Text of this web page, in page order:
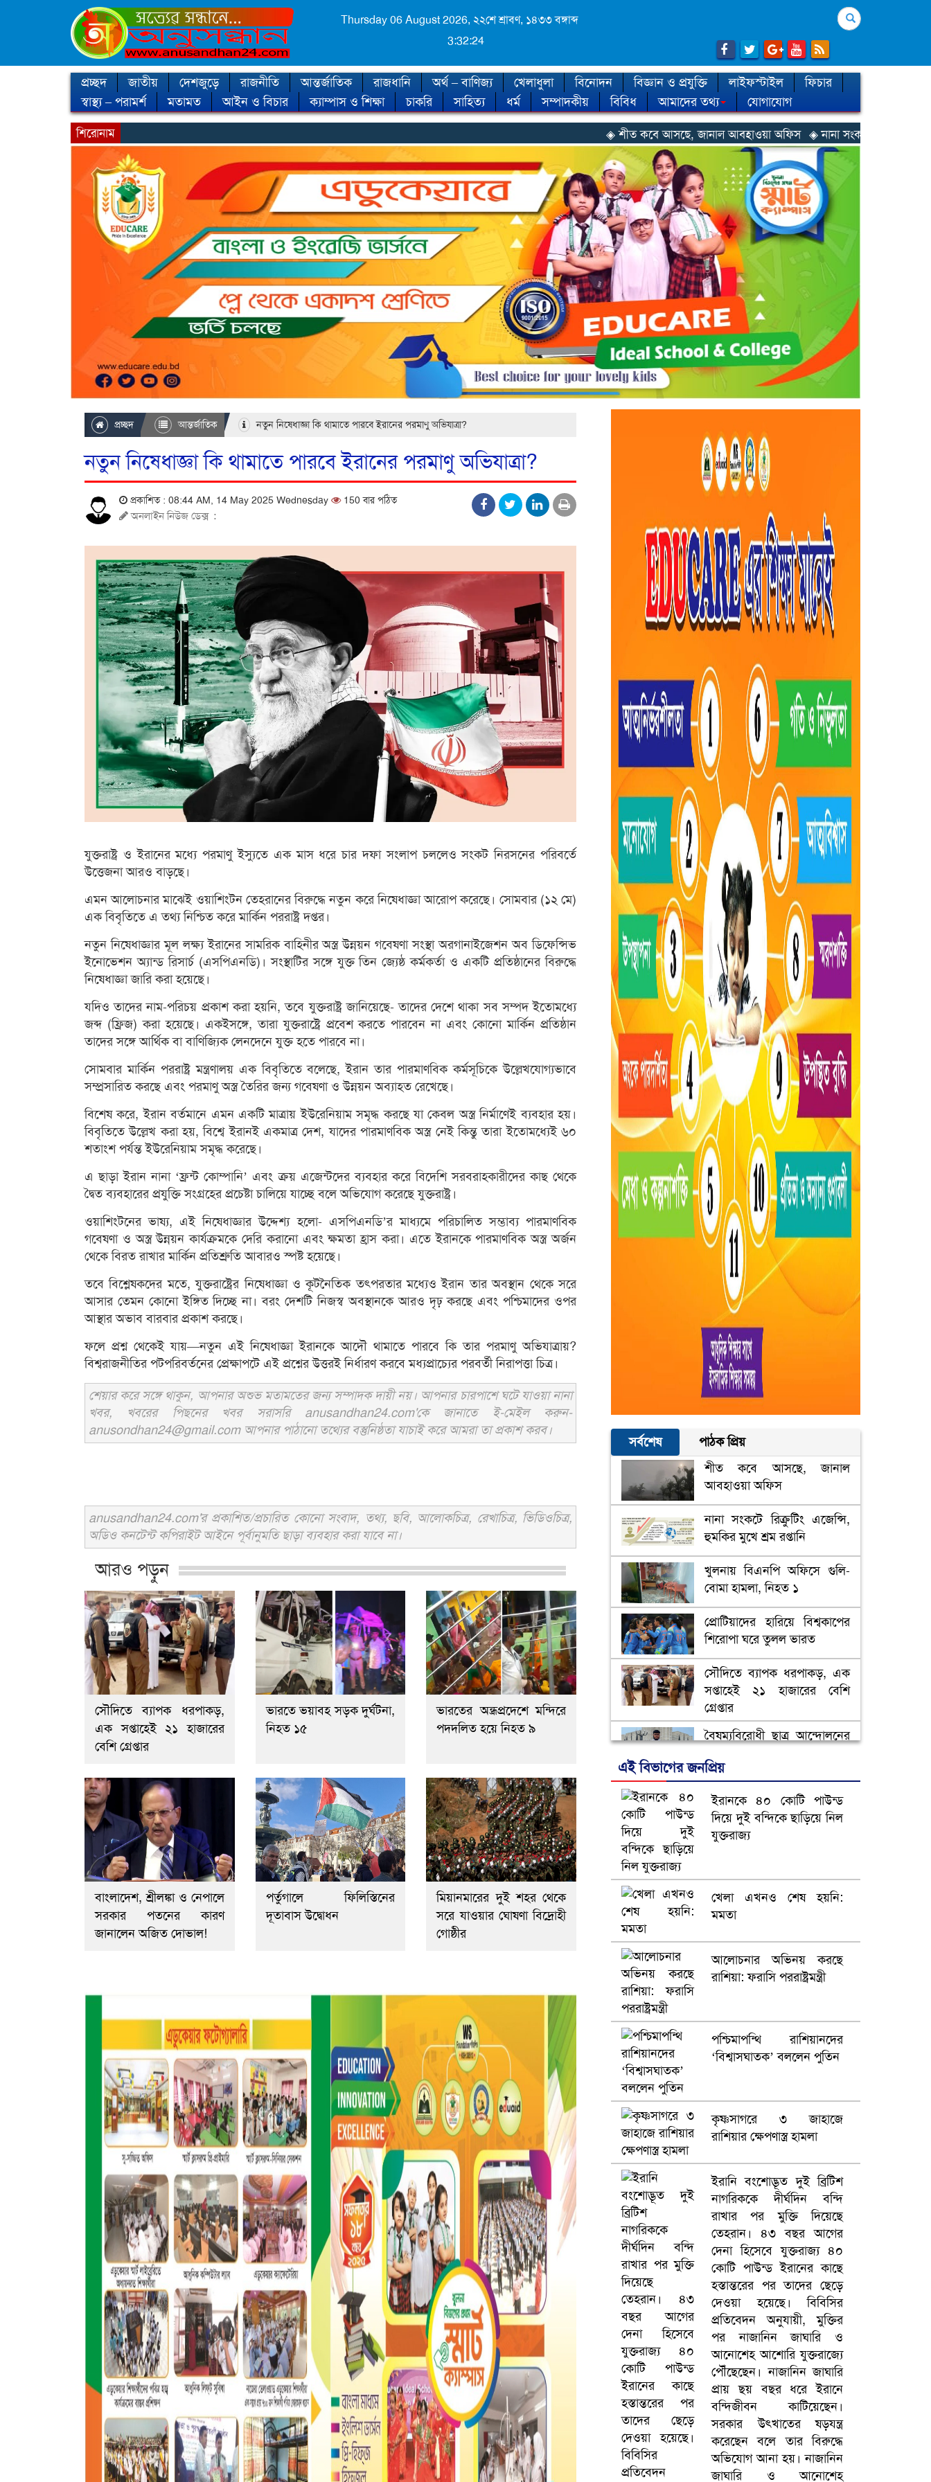
Thursday 06 August 2026, ২২শে শ্রাবণ, ১৪৩৩ বঙ্গাব্দ
3:32:26
Search
প্রচ্ছদ জাতীয় দেশজুড়ে রাজনীতি আন্তর্জাতিক রাজধানি অর্থ – বাণিজ্য খেলাধুলা বিনোদন বিজ্ঞান ও প্রযুক্তি লাইফস্টাইল
ফিচার
স্বাস্থ্য – পরামর্শ
মতামত আইন ও বিচার ক্যাম্পাস ও শিক্ষা চাকরি সাহিত্য ধর্ম সম্পাদকীয় বিবিধ আমাদের তথ্য যোগাযোগ
শিরোনাম ◈ শীত কবে আসছে, জানাল আবহাওয়া অফিস ◈ নানা সংকটে রিক্রুটিং এজেন্সি, হুমকির মুখে শ্রম
প্রচ্ছদ আন্তর্জাতিক নতুন নিষেধাজ্ঞা কি থামাতে পারবে ইরানের পরমাণু অভিযাত্রা?
নতুন নিষেধাজ্ঞা কি থামাতে পারবে ইরানের পরমাণু অভিযাত্রা?
প্রকাশিত : 08:44 AM, 14 May 2025 Wednesday 150 বার পঠিত
অনলাইন নিউজ ডেক্স :
যুক্তরাষ্ট্র ও ইরানের মধ্যে পরমাণু ইস্যুতে এক মাস ধরে চার দফা সংলাপ চললেও সংকট নিরসনের পরিবর্তে
উত্তেজনা আরও বাড়ছে।
এমন আলোচনার মাঝেই ওয়াশিংটন তেহরানের বিরুদ্ধে নতুন করে নিষেধাজ্ঞা আরোপ করেছে। সোমবার (১২ মে)
এক বিবৃতিতে এ তথ্য নিশ্চিত করে মার্কিন পররাষ্ট্র দপ্তর।
নতুন নিষেধাজ্ঞার মূল লক্ষ্য ইরানের সামরিক বাহিনীর অস্ত্র উন্নয়ন গবেষণা সংস্থা অরগানাইজেশন অব ডিফেন্সিভ
ইনোভেশন অ্যান্ড রিসার্চ (এসপিএনডি)। সংস্থাটির সঙ্গে যুক্ত তিন জ্যেষ্ঠ কর্মকর্তা ও একটি প্রতিষ্ঠানের বিরুদ্ধে
নিষেধাজ্ঞা জারি করা হয়েছে।
যদিও তাদের নাম-পরিচয় প্রকাশ করা হয়নি, তবে যুক্তরাষ্ট্র জানিয়েছে- তাদের দেশে থাকা সব সম্পদ ইতোমধ্যে
জব্দ (ফ্রিজ) করা হয়েছে। একইসঙ্গে, তারা যুক্তরাষ্ট্রে প্রবেশ করতে পারবেন না এবং কোনো মার্কিন প্রতিষ্ঠান
তাদের সঙ্গে আর্থিক বা বাণিজ্যিক লেনদেনে যুক্ত হতে পারবে না।
সোমবার মার্কিন পররাষ্ট্র মন্ত্রণালয় এক বিবৃতিতে বলেছে, ইরান তার পারমাণবিক কর্মসূচিকে উল্লেখযোগ্যভাবে
সম্প্রসারিত করছে এবং পরমাণু অস্ত্র তৈরির জন্য গবেষণা ও উন্নয়ন অব্যাহত রেখেছে।
বিশেষ করে, ইরান বর্তমানে এমন একটি মাত্রায় ইউরেনিয়াম সমৃদ্ধ করছে যা কেবল অস্ত্র নির্মাণেই ব্যবহার হয়।
বিবৃতিতে উল্লেখ করা হয়, বিশ্বে ইরানই একমাত্র দেশ, যাদের পারমাণবিক অস্ত্র নেই কিন্তু তারা ইতোমধ্যেই ৬০
শতাংশ পর্যন্ত ইউরেনিয়াম সমৃদ্ধ করেছে।
এ ছাড়া ইরান নানা ‘ফ্রন্ট কোম্পানি’ এবং ক্রয় এজেন্টদের ব্যবহার করে বিদেশি সরবরাহকারীদের কাছ থেকে
দ্বৈত ব্যবহারের প্রযুক্তি সংগ্রহের প্রচেষ্টা চালিয়ে যাচ্ছে বলে অভিযোগ করেছে যুক্তরাষ্ট্র।
ওয়াশিংটনের ভাষ্য, এই নিষেধাজ্ঞার উদ্দেশ্য হলো- এসপিএনডি’র মাধ্যমে পরিচালিত সম্ভাব্য পারমাণবিক
গবেষণা ও অস্ত্র উন্নয়ন কার্যক্রমকে দেরি করানো এবং ক্ষমতা হ্রাস করা। এতে ইরানকে পারমাণবিক অস্ত্র অর্জন
থেকে বিরত রাখার মার্কিন প্রতিশ্রুতি আবারও স্পষ্ট হয়েছে।
তবে বিশ্লেষকদের মতে, যুক্তরাষ্ট্রের নিষেধাজ্ঞা ও কূটনৈতিক তৎপরতার মধ্যেও ইরান তার অবস্থান থেকে সরে
আসার তেমন কোনো ইঙ্গিত দিচ্ছে না। বরং দেশটি নিজস্ব অবস্থানকে আরও দৃঢ় করছে এবং পশ্চিমাদের ওপর
আস্থার অভাব বারবার প্রকাশ করছে।
ফলে প্রশ্ন থেকেই যায়—নতুন এই নিষেধাজ্ঞা ইরানকে আদৌ থামাতে পারবে কি তার পরমাণু অভিযাত্রায়?
বিশ্বরাজনীতির পটপরিবর্তনের প্রেক্ষাপটে এই প্রশ্নের উত্তরই নির্ধারণ করবে মধ্যপ্রাচ্যের পরবর্তী নিরাপত্তা চিত্র।
শেয়ার করে সঙ্গে থাকুন, আপনার অশুভ মতামতের জন্য সম্পাদক দায়ী নয়। আপনার চারপাশে ঘটে যাওয়া নানা
খবর, খবরের পিছনের খবর সরাসরি anusandhan24.com'কে জানাতে ই-মেইল করুন-
anusondhan24@gmail.com আপনার পাঠানো তথ্যের বস্তুনিষ্ঠতা যাচাই করে আমরা তা প্রকাশ করব।
anusandhan24.com'র প্রকাশিত/প্রচারিত কোনো সংবাদ, তথ্য, ছবি, আলোকচিত্র, রেখাচিত্র, ভিডিওচিত্র,
অডিও কনটেন্ট কপিরাইট আইনে পূর্বানুমতি ছাড়া ব্যবহার করা যাবে না।
আরও পড়ুন
সৌদিতে ব্যাপক ধরপাকড়,
এক সপ্তাহেই ২১ হাজারের
বেশি গ্রেপ্তার
ভারতে ভয়াবহ সড়ক দুর্ঘটনা,
নিহত ১৫
ভারতের অন্ধ্রপ্রদেশে মন্দিরে
পদদলিত হয়ে নিহত ৯
বাংলাদেশ, শ্রীলঙ্কা ও নেপালে
সরকার পতনের কারণ
জানালেন অজিত দোভাল!
পর্তুগালে ফিলিস্তিনের
দূতাবাস উদ্বোধন
মিয়ানমারের দুই শহর থেকে
সরে যাওয়ার ঘোষণা বিদ্রোহী
গোষ্ঠীর
সর্বশেষ
পাঠক প্রিয়
শীত কবে আসছে, জানাল
আবহাওয়া অফিস
নানা সংকটে রিক্রুটিং এজেন্সি,
হুমকির মুখে শ্রম রপ্তানি
খুলনায় বিএনপি অফিসে গুলি-
বোমা হামলা, নিহত ১
প্রোটিয়াদের হারিয়ে বিশ্বকাপের
শিরোপা ঘরে তুলল ভারত
সৌদিতে ব্যাপক ধরপাকড়, এক
সপ্তাহেই ২১ হাজারের বেশি
গ্রেপ্তার
বৈষম্যবিরোধী ছাত্র আন্দোলনের
ভিউ বাড়াতে রাম দা হাতে
ফেসবুকে ভিডিও পোস্ট শিক্ষকের
আ.লীগ ও জাপার ৯ নেতা
ভারতে ভয়াবহ সড়ক দুর্ঘটনা,
নিহত ১৫
হলিউডে নতুন প্রেমের গুঞ্জন
এই বিভাগের জনপ্রিয়
ইরানকে ৪০ কোটি পাউন্ড
দিয়ে দুই বন্দিকে ছাড়িয়ে নিল
যুক্তরাজ্য
খেলা এখনও শেষ হয়নি:
মমতা
আলোচনার অভিনয় করছে
রাশিয়া: ফরাসি পররাষ্ট্রমন্ত্রী
পশ্চিমাপন্থি রাশিয়ানদের
‘বিশ্বাসঘাতক’ বললেন পুতিন
কৃষ্ণসাগরে ৩ জাহাজে
রাশিয়ার ক্ষেপণাস্ত্র হামলা
ইরানি বংশোদ্ভূত দুই ব্রিটিশ
নাগরিককে দীর্ঘদিন বন্দি
রাখার পর মুক্তি দিয়েছে
তেহরান। ৪৩ বছর আগের
দেনা হিসেবে যুক্তরাজ্য ৪০
কোটি পাউন্ড ইরানের কাছে
হস্তান্তরের পর তাদের ছেড়ে
দেওয়া হয়েছে। বিবিসির
প্রতিবেদন অনুযায়ী, মুক্তির
পর নাজানিন জাঘারি ও
আনোশেহ আশোরি যুক্তরাজ্যে
পৌঁছেছেন। নাজানিন জাঘারি
প্রায় ছয় বছর ধরে ইরানে
বন্দিজীবন কাটিয়েছেন।
সরকার উৎখাতের ষড়যন্ত্র
করেছেন বলে তার বিরুদ্ধে
অভিযোগ আনা হয়। নাজানিন
জাঘারি ও আনোশেহ